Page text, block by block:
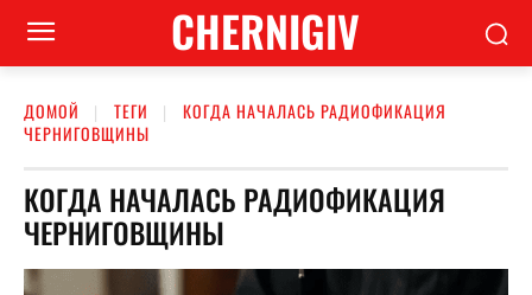
CHERNIGIV
ДОМОЙ ТЕГИ
КОГДА НАЧАЛАСЬ РАДИОФИКАЦИЯ
ЧЕРНИГОВЩИНЫ
КОГДА НАЧАЛАСЬ РАДИОФИКАЦИЯ
ЧЕРНИГОВЩИНЫ